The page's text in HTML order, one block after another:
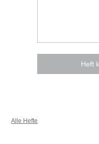
Heft
Alle Hefte